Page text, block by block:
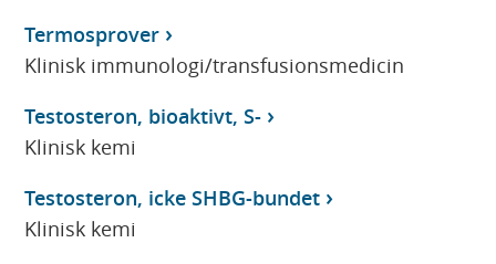
Termosprover
Klinisk immunologi/transfusionsmedicin
Testosteron, bioaktivt, S-
Klinisk kemi
Testosteron, icke SHBG-bundet
Klinisk kemi